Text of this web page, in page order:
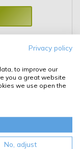
Privacy policy
to improve our
you a great website
we use open the
No, adjust